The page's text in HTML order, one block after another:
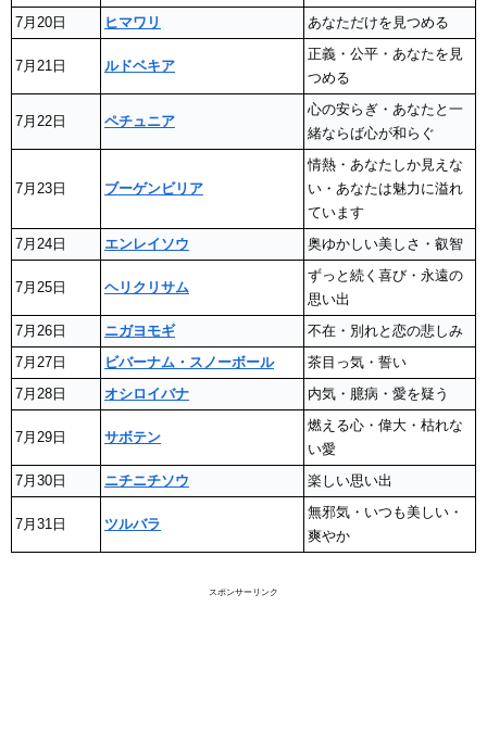
7月20日
ヒマワリ あなただけを見つめる
7月21日 ルドベキア
正義・公平・あなたを見
つめる
7月22日 ペチュニア
心の安らぎ・あなたと一
緒ならば心が和らぐ
7月23日 ブーゲンビリア
情熱・あなたしか見えな
い・あなたは魅力に溢れ
ています
7月24日
エンレイソウ 奥ゆかしい美しさ・叡智
7月25日 ヘリクリサム
ずっと続く喜び・永遠の
思い出
7月26日
ニガヨモギ
不在・別れと恋の悲しみ
7月27日
ビバーナム・スノーボール
茶目っ気・誓い
7月28日
オシロイバナ 内気・臆病・愛を疑う
7月29日 サボテン
燃える心・偉大・枯れな
い愛
7月30日
ニチニチソウ 楽しい思い出
7月31日 ツルバラ
無邪気・いつも美しい・
爽やか
スポンサーリンク